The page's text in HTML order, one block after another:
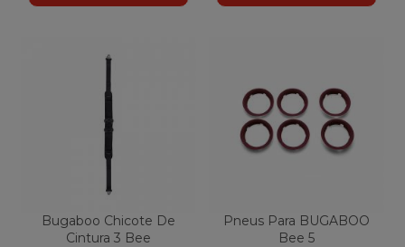
Bugaboo Chicote De
Cintura 3 Bee
Pneus Para BUGABOO
Bee 5